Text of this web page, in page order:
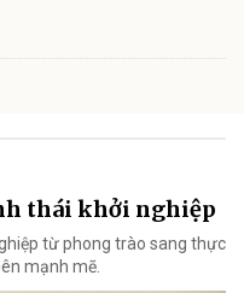
thái khởi nghiệp
từ phong trào sang thực
mạnh mẽ.